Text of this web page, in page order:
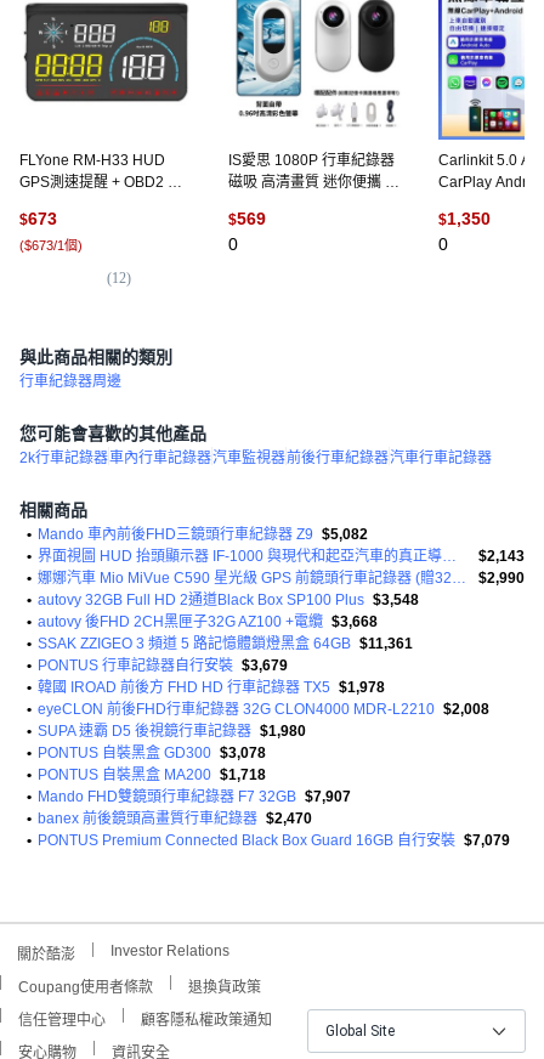
FLYone RM-H33 HUD
GPS測速提醒 + OBD2 雙
器, 1個, 黑色
$673
($673/1個)
(12)
IS愛思 1080P 行車紀錄器
磁吸 高清畫質 迷你便攜 運
拇指相機 標配單機
$569
0
Carlinkit 5.0
CarPlay
款
$1,350
0
與此商品相關的類別
行車紀錄器周邊
您可能會喜歡的其他產品
2k行車記錄器車內行車記錄器汽車監視器前後行車紀錄器汽車行車記錄器
相關商品
• Mando 車內前後FHD三鏡頭行車紀錄器 Z9 $5,082
•
界面視圖 HUD 抬頭顯示器 IF-1000 與現代和起亞汽車的真正導航相連
$2,143
•
娜娜汽車 Mio MiVue C590 星光級 GPS 前鏡頭行車記錄器 (贈32G記憶卡)
$2,990
• autovy 32GB Full HD 2通道Black Box SP100 Plus $3,548
• autovy 後FHD 2CH黑匣子32G AZ100 +電纜 $3,668
• SSAK ZZIGEO 3 頻道 5 路記憶體鎖燈黑盒 64GB $11,361
• PONTUS 行車記錄器自行安裝 $3,679
• 韓國 IROAD 前後方 FHD HD 行車記錄器 TX5 $1,978
• eyeCLON 前後FHD行車紀錄器 32G CLON4000 MDR-L2210 $2,008
• SUPA 速霸 D5 後視鏡行車記錄器 $1,980
• PONTUS 自裝黑盒 GD300 $3,078
• PONTUS 自裝黑盒 MA200 $1,718
• Mando FHD雙鏡頭行車紀錄器 F7 32GB $7,907
• banex 前後鏡頭高畫質行車紀錄器 $2,470
• PONTUS Premium Connected Black Box Guard 16GB 自行安裝 $7,079
關於酷澎 Investor Relations
Coupang使用者條款
退換貨政策
信任管理中心
顧客隱私權政策通知
安心購物
資訊安全
Global Site